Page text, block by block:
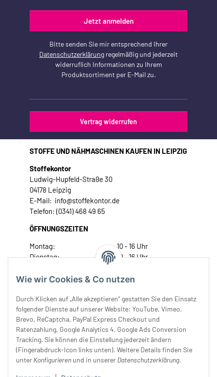
Wie wir Cookies & Co nutzen
Durch Klicken auf „Alle akzeptieren“ gestatten Sie den Einsatz
folgender Dienste auf unserer Website: YouTube, Vimeo,
Brevo, ReCaptcha, PayPal Express Checkout und
Ratenzahlung, Google Analytics 4, Google Ads Conversion
Tracking. Sie können die Einstellung jederzeit ändern
(Fingerabdruck-Icon links unten). Weitere Details finden Sie
unter Konfigurieren und in unserer Datenschutzerklärung.
Jetzt anmelden
Bitte senden Sie mir entsprechend Ihrer
Datenschutzerklärung regelmäßig und jederzeit
widerruflich Informationen zu Ihrem
Produktsortiment per E-Mail zu.
Vertrag widerrufen
STOFFE UND NÄHMASCHINEN KAUFEN IN LEIPZIG
Stoffekontor
Ludwig-Hupfeld-Straße 30
04178 Leipzig
E-Mail: info@stoffekontor.de
Telefon: (0341) 468 49 65
ÖFFNUNGSZEITEN
Montag:
10 - 16 Uhr
Dienstag:
10 - 16 Uhr
Donnerstag:
10 - 18 Uhr
Samstag:
10 - 14 Uhr
Unser Service
Rechtliches